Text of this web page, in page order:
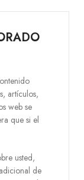
artículos,
web se
que si el
usted,
de